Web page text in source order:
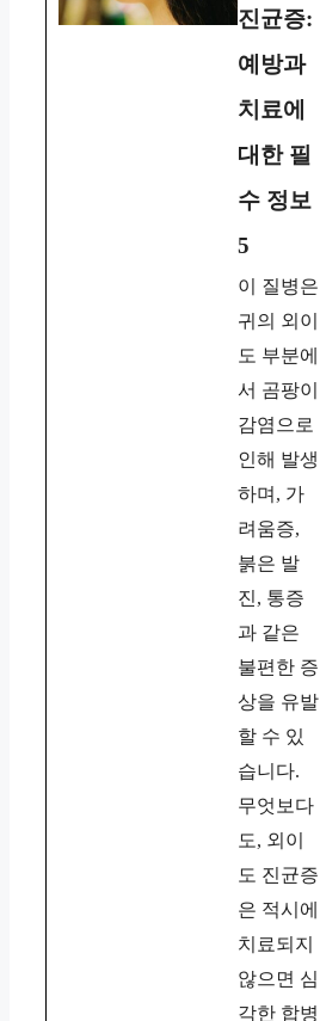
진균증:
예방과
치료에
대한 필
수 정보
5
이 질병은
귀의 외이
도 부분에
서 곰팡이
감염으로
인해 발생
하며, 가
려움증,
붉은 발
진, 통증
과 같은
불편한 증
상을 유발
할 수 있
습니다.
무엇보다
도, 외이
도 진균증
은 적시에
치료되지
않으면 심
각한 합병